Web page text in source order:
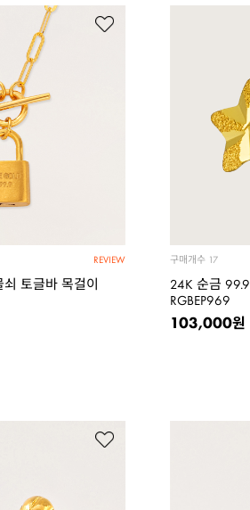
REVIEW
토글바 목걸이
구매개수 17
24K 순금
RGBEP969
103,000원